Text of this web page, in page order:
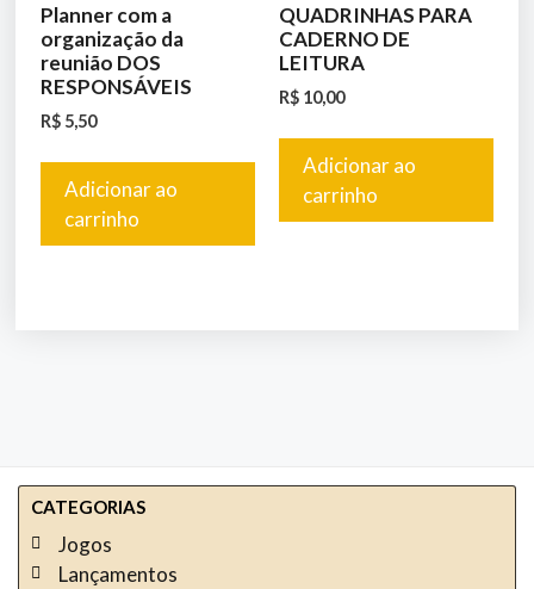
Planner com a
organização da
reunião DOS
RESPONSÁVEIS
R$ 5,50
Adicionar ao
carrinho
QUADRINHAS PARA
CADERNO DE
LEITURA
R$ 10,00
Adicionar ao
carrinho
CATEGORIAS
Jogos
Lançamentos